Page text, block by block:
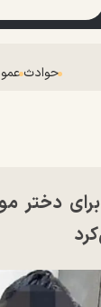
حوادث
دختر